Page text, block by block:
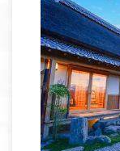
空間の中で、
できるのも魅
戸時代の暮ら